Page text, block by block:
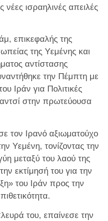
ισραηλινές απειλές
επικεφαλής της
της Υεμένης και
αντίστασης
την Πέμπτη με
Ιράν για Πολιτικές
στην πρωτεύουσα
τον Ιρανό αξιωματούχο
Υεμένη, τονίζοντας την
μεταξύ του λαού της
εκτίμησή του για την
του Ιράν προς την
του, επαίνεσε την